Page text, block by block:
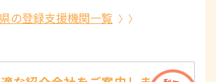
の登録支援機関一覧